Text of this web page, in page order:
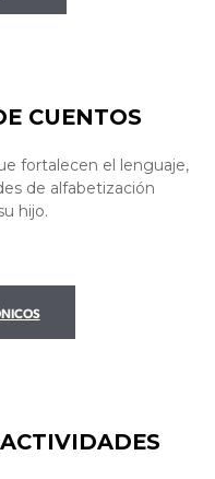
CUENTOS
fortalecen el lenguaje,
de alfabetización
hijo.